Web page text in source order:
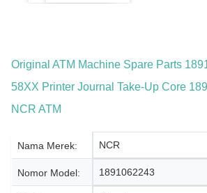
Original ATM Machine Spare Parts
58XX Printer Journal Take-Up Core
NCR ATM
Nama Merek: NCR
Nomor Model: 1891062243